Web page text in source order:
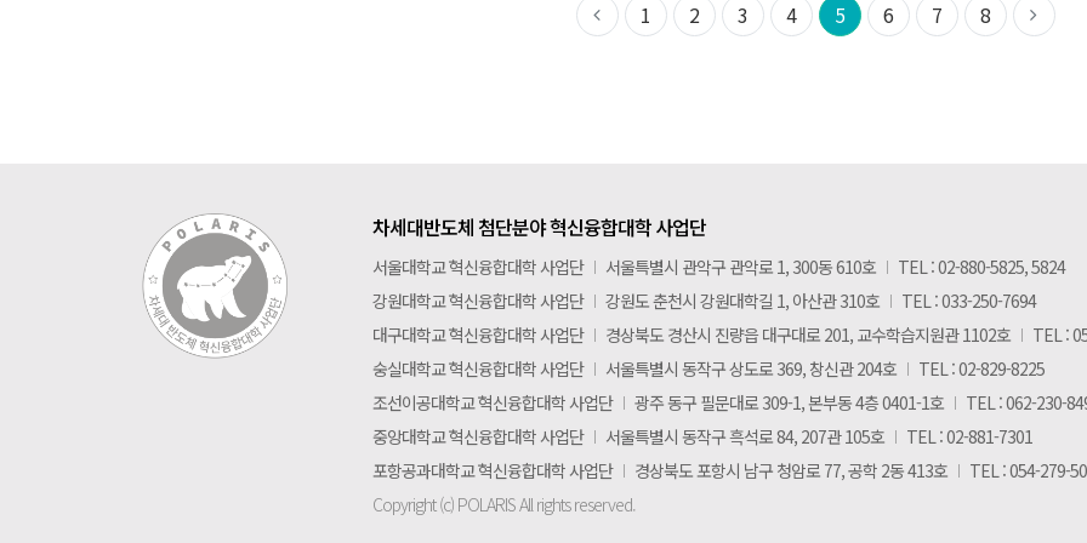
1 2 3 4 5 6 7 8
차세대반도체 첨단분야 혁신융합대학 사업단
서울대학교 혁신융합대학 사업단 I 서울특별시 관악구 관악로 1, 300동 610호 I TEL : 02-880-5825, 5824
강원대학교 혁신융합대학 사업단 I 강원도 춘천시 강원대학길 1, 아산관 310호 I TEL : 033-250-7694
대구대학교 혁신융합대학 사업단 I 경상북도 경산시 진량읍 대구대로 201, 교수학습지원관 1102호 I TEL :
숭실대학교 혁신융합대학 사업단 I 서울특별시 동작구 상도로 369, 창신관 204호 I TEL : 02-829-8225
조선이공대학교 혁신융합대학 사업단 I 광주 동구 필문대로 309-1, 본부동 4층 0401-1호 I TEL : 062-230-
중앙대학교 혁신융합대학 사업단 I 서울특별시 동작구 흑석로 84, 207관 105호 I TEL : 02-881-7301
포항공과대학교 혁신융합대학 사업단 I 경상북도 포항시 남구 청암로 77, 공학 2동 413호 I TEL : 054-279-
Copyright (c) POLARIS All rights reserved.